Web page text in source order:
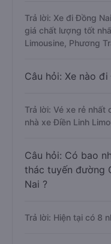
Trả lời: Xe đi Đồng
giá chất lượng tốt
Limousine, Phương
Câu hỏi: Xe nào
Trả lời: Vé xe rẻ
nhà xe Điền Linh
Câu hỏi: Có bao
thác tuyến đường
Nai ?
Trả lời: Hiện tại có 8